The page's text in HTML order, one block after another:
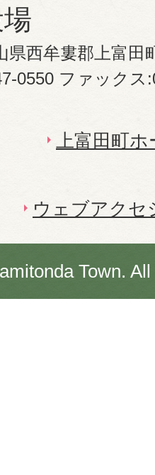
県西牟婁郡上富田
0550 ファックス
上富田町
ウェブアクセ
Town.